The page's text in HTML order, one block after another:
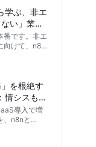
学ぶ、非エ
い」業務
番です。非エ
向けて、n8n
良ワークフ
そしてリス
ます。
を根絶す
情シスも納
ーチ
導入で増
、n8nと
する方法を
のセキュリ